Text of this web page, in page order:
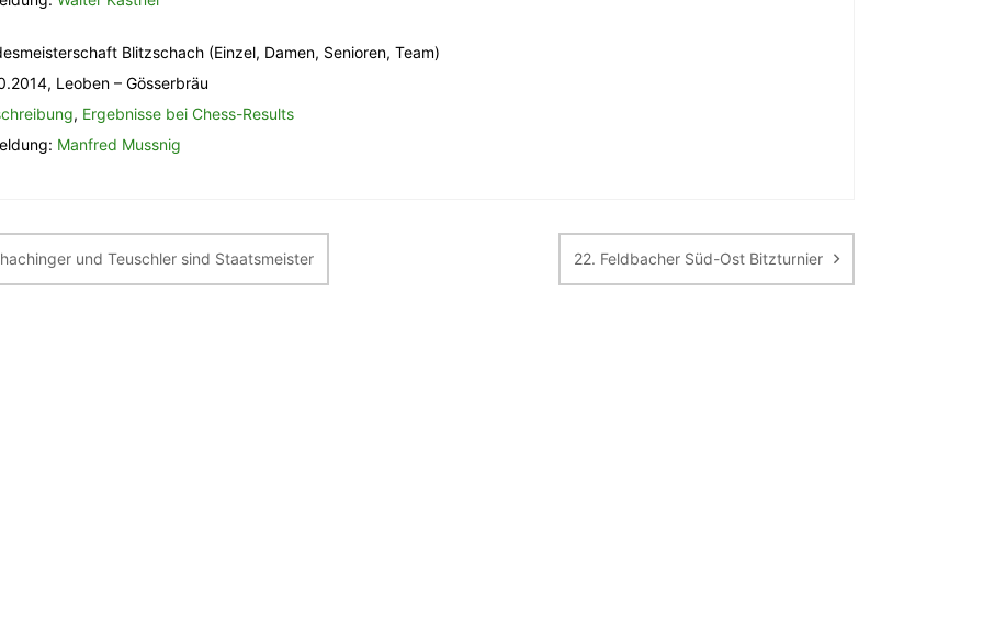
Blitzschach (Einzel, Damen, Senioren, Team)
Leoben – Gösserbräu
, Ergebnisse bei Chess-Results
Manfred Mussnig
und Teuschler sind Staatsmeister 22. Feldbacher Süd-Ost Bitzturnier